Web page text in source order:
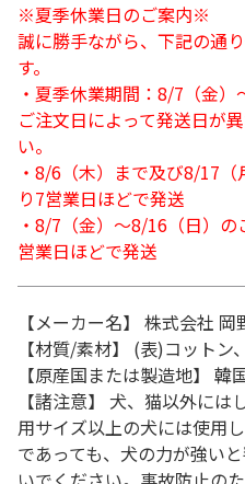
※夏季休業日のご案内※
誠に勝手ながら、下記の通
す。
・夏季休業期間：8/7（金）
ご注文日によって発送日が
い。
・8/6（木）まで及び8/17
り7営業日ほどで発送
・8/7（金）～8/16（日）
営業日ほどで発送
【メーカー名】 株式会社 岡
【材質/素材】 (表)コットン
【原産国または製造地】 韓
【諸注意】 犬、猫以外に
用サイズ以上の犬には使用
であっても、犬の力が強い